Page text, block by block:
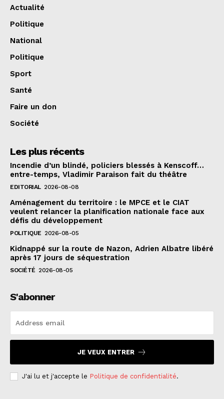
Actualité
Politique
National
Politique
Sport
Santé
Faire un don
Société
Les plus récents
Incendie d’un blindé, policiers blessés à Kenscoff…
entre-temps, Vladimir Paraison fait du théâtre
EDITORIAL 2026-08-08
Aménagement du territoire : le MPCE et le CIAT
veulent relancer la planification nationale face aux
défis du développement
POLITIQUE 2026-08-05
Kidnappé sur la route de Nazon, Adrien Albatre libéré
après 17 jours de séquestration
SOCIÉTÉ 2026-08-05
S'abonner
JE VEUX ENTRER
J'ai lu et j'accepte le Politique de confidentialité.